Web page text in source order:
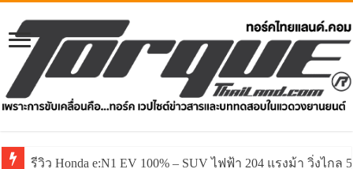
รีวิว Honda e:N1 EV 100% – SUV ไฟฟ้า 204 แรงม้า วิ่งไกล